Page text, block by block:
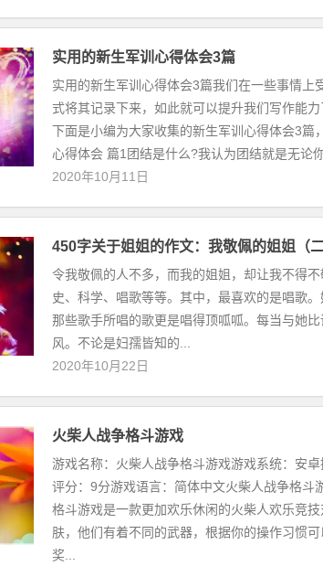
实用的新生军训心得体会3篇
实用的新生军训心得体会3篇我们在一些事情上
式将其记录下来，如此就可以提升我们写作能
下面是小编为大家收集的新生军训心得体会3篇
心得体会 篇1团结是什么?我认为团结就是无论
2020年10月11日
450字关于姐姐的作文：我敬佩的姐姐（二
令我敬佩的人不多，而我的姐姐，却让我不得
史、科学、唱歌等等。其中，最喜欢的是唱歌
那些歌手所唱的歌更是唱得顶呱呱。每当与她
风。不论是妇孺皆知的...
2020年10月22日
火柴人战争格斗游戏
游戏名称：火柴人战争格斗游戏游戏系统：安
评分：9分游戏语言：简体中文火柴人战争格斗
格斗游戏是一款更加欢乐休闲的火柴人欢乐竞
肤，他们有着不同的武器，根据你的操作习惯
奖...